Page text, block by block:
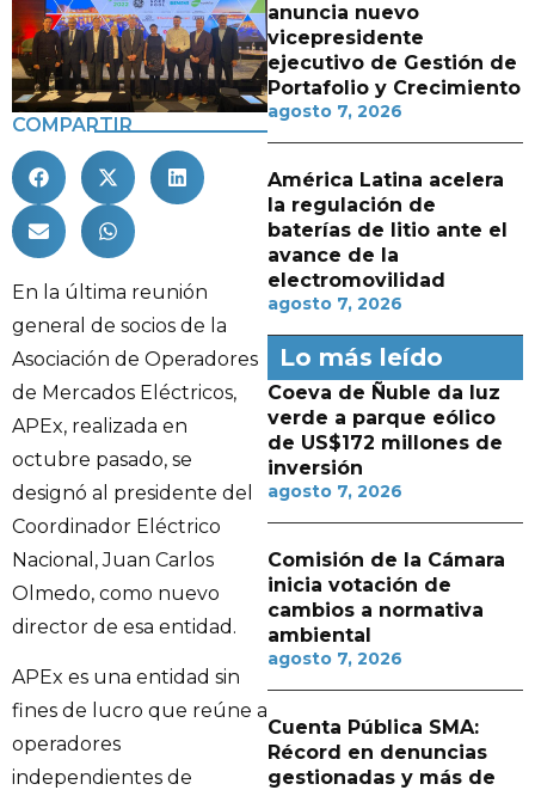
COMPARTIR
En la última reunión
general de socios de la
Asociación de Operadores
de Mercados Eléctricos,
APEx, realizada en
octubre pasado, se
designó al presidente del
Coordinador Eléctrico
Nacional, Juan Carlos
Olmedo, como nuevo
director de esa entidad.
APEx es una entidad sin
fines de lucro que reúne a
operadores
independientes de
anuncia nuevo
vicepresidente
ejecutivo de Gestión de
Portafolio y Crecimiento
agosto 7, 2026
América Latina acelera
la regulación de
baterías de litio ante el
avance de la
electromovilidad
agosto 7, 2026
Lo más leído
Coeva de Ñuble da luz
verde a parque eólico
de US$172 millones de
inversión
agosto 7, 2026
Comisión de la Cámara
inicia votación de
cambios a normativa
ambiental
agosto 7, 2026
Cuenta Pública SMA:
Récord en denuncias
gestionadas y más de